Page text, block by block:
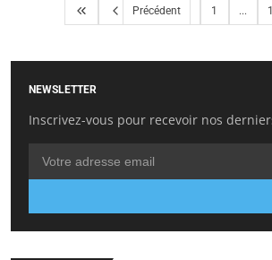
Précédent 1 ...
NEWSLETTER
Inscrivez-vous pour recevoir nos